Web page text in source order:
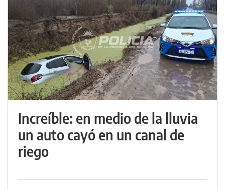
Increíble: en medio de la lluvia
un auto cayó en un canal de
riego